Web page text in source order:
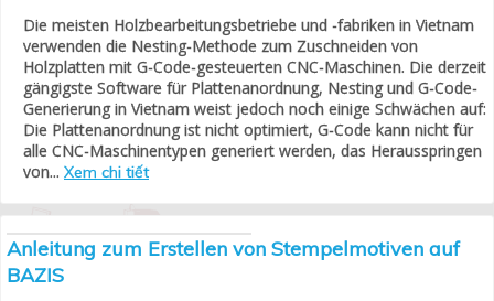
Die meisten Holzbearbeitungsbetriebe und -fabriken in Vietnam
verwenden die Nesting-Methode zum Zuschneiden von
Holzplatten mit G-Code-gesteuerten CNC-Maschinen. Die derzeit
gängigste Software für Plattenanordnung, Nesting und G-Code-
Generierung in Vietnam weist jedoch noch einige Schwächen auf:
Die Plattenanordnung ist nicht optimiert, G-Code kann nicht für
alle CNC-Maschinentypen generiert werden, das Herausspringen
von... Xem chi tiết
Anleitung zum Erstellen von Stempelmotiven auf
BAZIS